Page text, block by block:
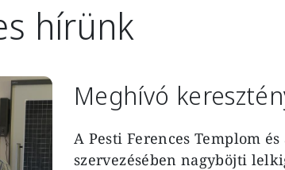
hírünk
Meghívó
A Pesti Ferences Templom
szervezésében nagyböjti